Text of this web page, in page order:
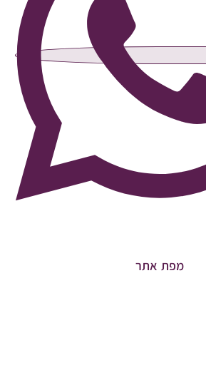
מפת אתר